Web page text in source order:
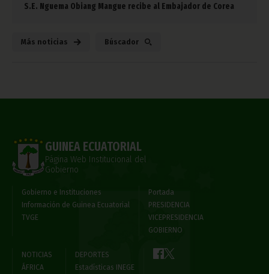
S.E. Nguema Obiang Mangue recibe al Embajador de Corea
Más noticias Búscador
GUINEA ECUATORIAL
Página Web Institucional del
Gobierno
Gobierno e Instituciones
Información de Guinea Ecuatorial
TVGE
Portada
PRESIDENCIA
VICEPRESIDENCIA
GOBIERNO
NOTICIAS
ÁFRICA
DEPORTES
Estadísticas INEGE